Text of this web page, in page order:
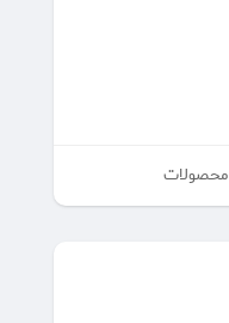
محصولات